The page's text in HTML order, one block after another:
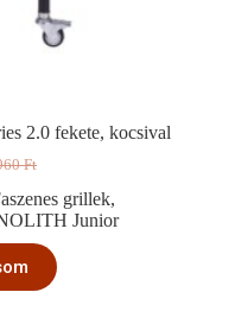
2.0 fekete, kocsival
Ft
Ft.
Ft.
grillek,
Junior